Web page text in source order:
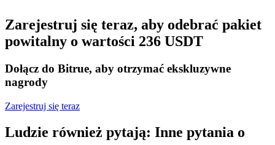
Kopiowanie Transakcji
Zarejestruj się teraz, aby odebrać pakiet
powitalny o wartości 236 USDT
Dołącz do Bitrue, aby otrzymać ekskluzywne
nagrody
Zarejestruj się teraz
Ludzie również pytają: Inne pytania o